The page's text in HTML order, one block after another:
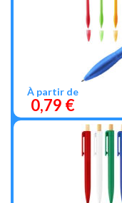
À partir de
0,79 €